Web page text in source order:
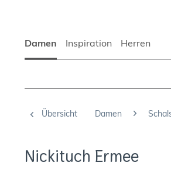
Damen Inspiration Herren
Übersicht Damen
Nickituch Ermee